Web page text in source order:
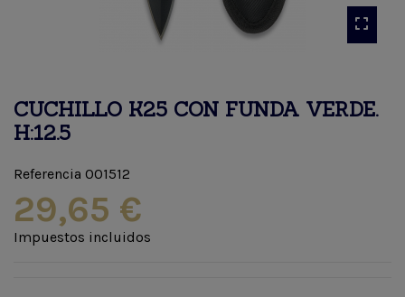
CUCHILLO K25 CON FUNDA VERDE.
H:12.5
Referencia 001512
29,65 €
Impuestos incluidos